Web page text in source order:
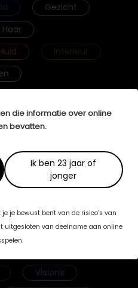
die informatie over online
bevatten.
Ik ben 23 jaar of
jonger
je bewust bent van de risico’s van
uitgesloten van deelname aan online
Gezicht
Haar
Huid
Interieur
Lingerie
gezondheid
Reizen
Woman
Sport
Visions